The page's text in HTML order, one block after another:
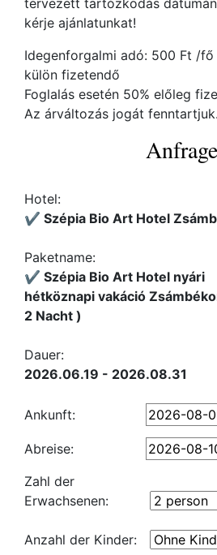
tervezett tartózkodás
kérje ajánlatunkat!
Idegenforgalmi adó: 500 Ft /
külön fizetendő
Foglalás esetén 50% előleg
Az árváltozás jogát fenntartjuk.
Anfrage
Hotel:
✔️ Szépia Bio Art Hotel
Paketname:
✔️ Szépia Bio Art Hotel nyári
hétköznapi vakáció
2 Nacht )
Dauer:
2026.06.19 - 2026.08.31
Ankunft:
Abreise:
Zahl der
Erwachsenen:
Anzahl der Kinder: